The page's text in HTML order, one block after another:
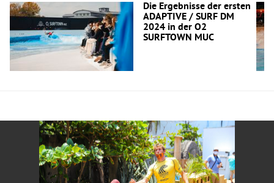
Die Ergebnisse der ersten
ADAPTIVE / SURF DM
2024 in der O2
SURFTOWN MUC